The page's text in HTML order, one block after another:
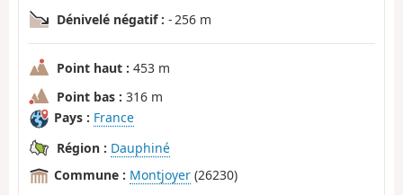
Dénivelé négatif : - 256 m
Point haut : 453 m
Point bas : 316 m
Pays : France
Région : Dauphiné
Commune : Montjoyer (26230)